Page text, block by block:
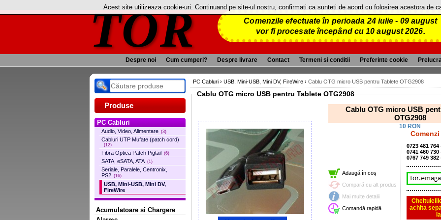
TOR
Comenzile efectuate în perioada 24 iulie - 09 august
vor fi procesate începând cu 10 august 2026.
Despre noi Cum cumperi? Despre livrare Contact Termeni si conditii Preferinte cookie
Produse
PC Cabluri
Audio, Video, Alimentare (3)
Cabluri UTP Mufate (patch cord)
(12)
Fibra Optica Patch Pigtail (6)
SATA, eSATA, ATA (1)
Seriale, Paralele, Centronix,
PS2 (16)
USB, Mini-USB, Mini DV,
FireWire
Acumulatoare si Chargere
PC Cabluri › USB, Mini-USB, Mini DV, FireWire › Cablu OTG micro USB pentru Tablete OTG2908
Cablu OTG micro USB pentru Tablete OTG2908
Cablu OTG micro USB
OTG2908
10 RON
Adaugă în coş
Compară cu alt produs
Mai multe detalii
Comandă rapidă
0723 481
0741 460
0767 749
achita
Acest site utilizeaza cookie-uri. Continuand pe site-ul nostru, confirmati ca sunteti de acord cu folosirea acestora de